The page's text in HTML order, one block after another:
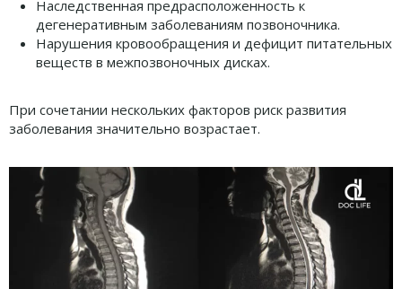
Наследственная предрасположенность к
дегенеративным заболеваниям позвоночника.
Нарушения кровообращения и дефицит питательных
веществ в межпозвоночных дисках.
При сочетании нескольких факторов риск развития
заболевания значительно возрастает.